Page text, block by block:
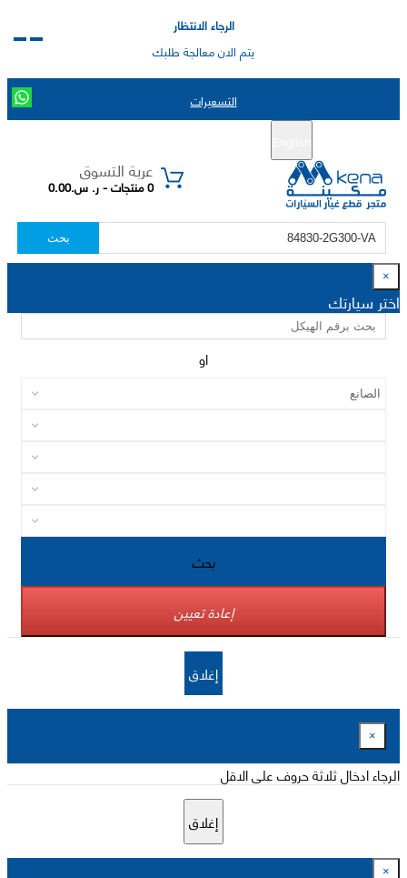
الرجاء الانتظار
يتم الان معالجة طلبك
التسعيرات
عربة التسوق
0 منتجات - ر. س.0.00
بحث
×
اختر سيارتك
او
بحث
إعادة تعيين
إغلاق
×
الرجاء ادخال ثلاثة حروف على الاقل
إغلاق
×